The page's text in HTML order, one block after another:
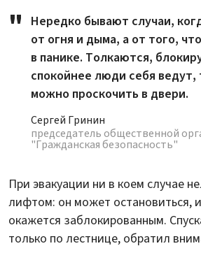
Нередко бывают случаи,
от огня и дыма, а от того,
в панике. Толкаются,
спокойнее люди себя
можно проскочить в двери.
Сергей Гринин
председатель общественной
"Гражданская безопасность"
При эвакуации ни в коем случае
лифтом: он может остановиться,
окажется заблокированным.
только по лестнице, обратил